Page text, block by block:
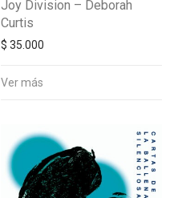
Joy Division – Deborah
Curtis
$ 35.000
Ver más